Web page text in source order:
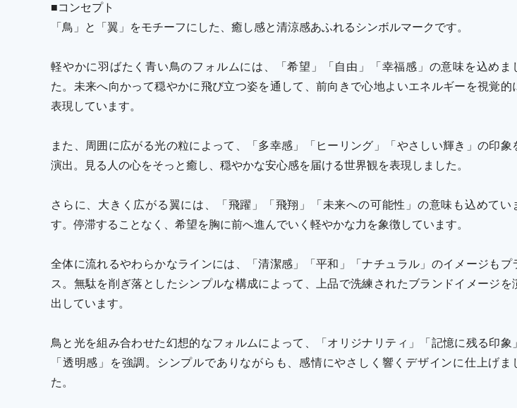
■コンセプト
「鳥」と「翼」をモチーフにした、癒し感と清涼感あふれるシンボルマークです。
軽やかに羽ばたく青い鳥のフォルムには、「希望」「自由」「幸福感」の意味を込めま
た。未来へ向かって穏やかに飛び立つ姿を通して、前向きで心地よいエネルギーを視覚的
表現しています。
また、周囲に広がる光の粒によって、「多幸感」「ヒーリング」「やさしい輝き」の印象
演出。見る人の心をそっと癒し、穏やかな安心感を届ける世界観を表現しました。
さらに、大きく広がる翼には、「飛躍」「飛翔」「未来への可能性」の意味も込めてい
す。停滞することなく、希望を胸に前へ進んでいく軽やかな力を象徴しています。
全体に流れるやわらかなラインには、「清潔感」「平和」「ナチュラル」のイメージもプ
ス。無駄を削ぎ落としたシンプルな構成によって、上品で洗練されたブランドイメージを
出しています。
鳥と光を組み合わせた幻想的なフォルムによって、「オリジナリティ」「記憶に残る印象」
「透明感」を強調。シンプルでありながらも、感情にやさしく響くデザインに仕上げま
た。